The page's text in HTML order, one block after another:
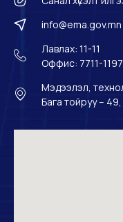
info@ema.gov.mn
Лавлах: 11-11
Оффис: 7711-1197
Мэдээлэл,
Бага тойруу –